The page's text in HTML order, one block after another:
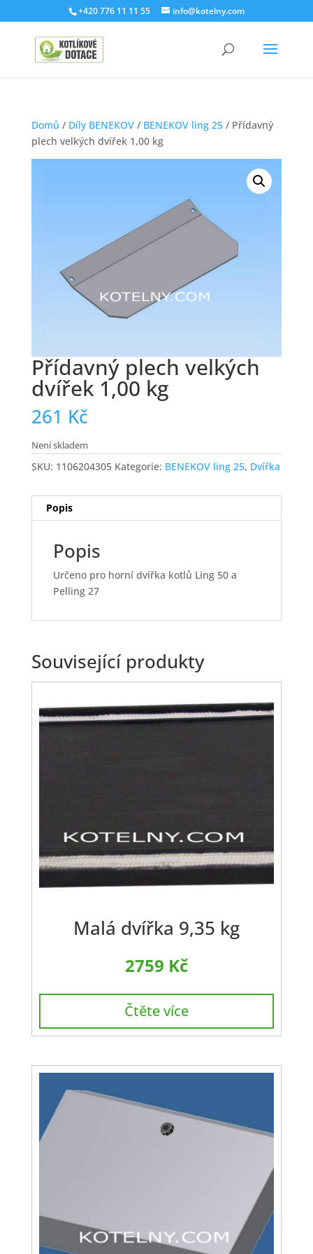
+420 776 11 11 55 info@kotelny.com
Domů / Díly BENEKOV/ BENEKOV ling 25/ Přídavný
plech velkých dvířek 1,00 kg
Přídavný plech velkých
dvířek 1,00 kg
261 Kč
Není skladem
SKU: 1106204305 Kategorie: BENEKOV ling 25, Dvířka
Popis
Popis
Určeno pro horní dvířka kotlů Ling 50 a
Pelling 27
Související produkty
Malá dvířka 9,35 kg
2759 Kč
Čtěte více